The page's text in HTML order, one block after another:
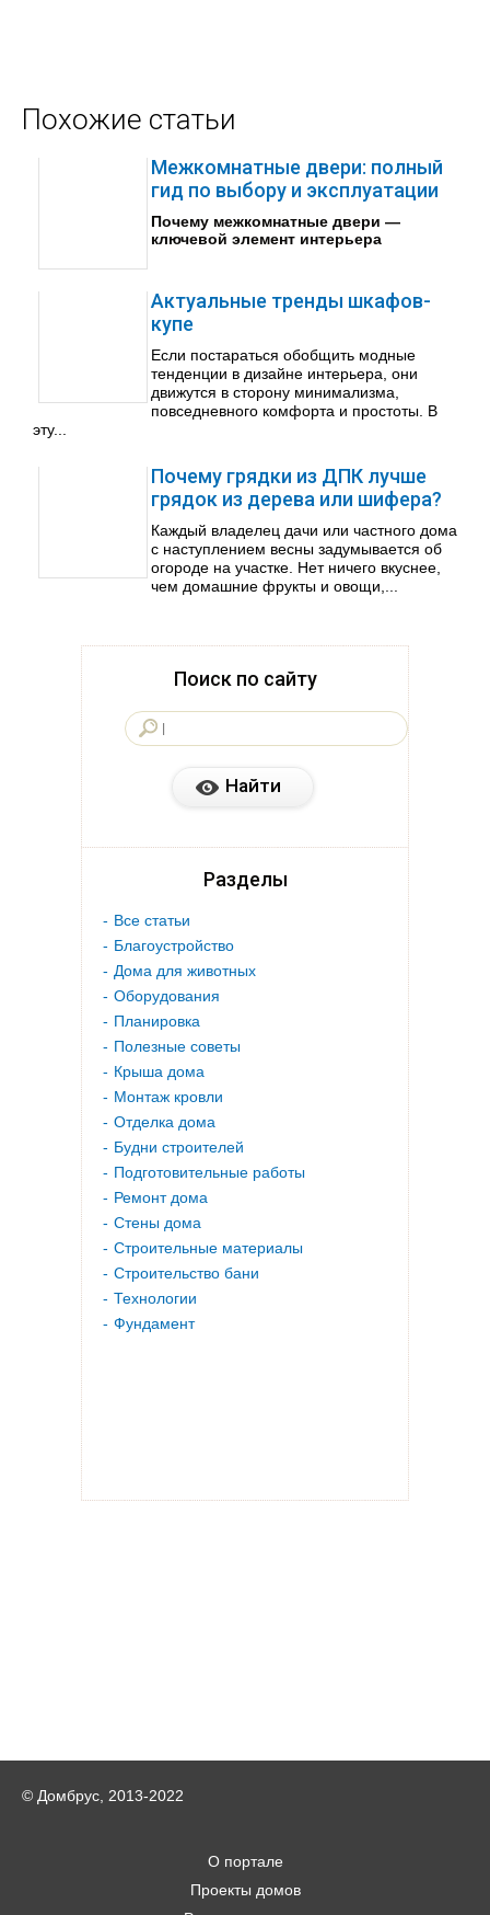
Похожие статьи
Межкомнатные двери: полный
гид по выбору и эксплуатации
Почему межкомнатные двери —
ключевой элемент интерьера
Актуальные тренды шкафов-
купе
Если постараться обобщить модные
тенденции в дизайне интерьера, они
движутся в сторону минимализма,
повседневного комфорта и простоты. В
эту...
Почему грядки из ДПК лучше
грядок из дерева или шифера?
Каждый владелец дачи или частного дома
с наступлением весны задумывается об
огороде на участке. Нет ничего вкуснее,
чем домашние фрукты и овощи,...
Поиск по сайту
Разделы
Все статьи
Благоустройство
Дома для животных
Оборудования
Планировка
Полезные советы
Крыша дома
Монтаж кровли
Отделка дома
Будни строителей
Подготовительные работы
Ремонт дома
Стены дома
Строительные материалы
Строительство бани
Технологии
Фундамент
© Домбрус, 2013-2022
О портале
Проекты домов